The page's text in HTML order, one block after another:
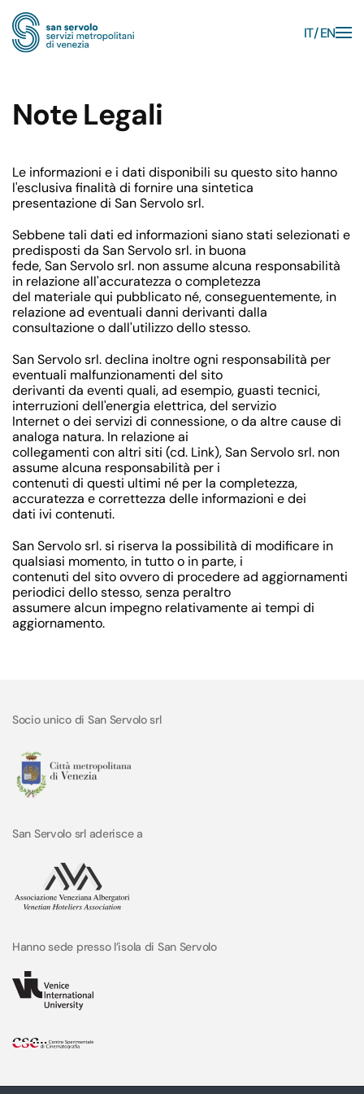
Skip to main content
IT EN
Note Legali
Le informazioni e i dati disponibili su questo sito hanno
l'esclusiva finalità di fornire una sintetica
presentazione di San Servolo srl.
Sebbene tali dati ed informazioni siano stati selezionati e
predisposti da San Servolo srl. in buona
fede, San Servolo srl. non assume alcuna responsabilità
in relazione all'accuratezza o completezza
del materiale qui pubblicato né, conseguentemente, in
relazione ad eventuali danni derivanti dalla
consultazione o dall'utilizzo dello stesso.
San Servolo srl. declina inoltre ogni responsabilità per
eventuali malfunzionamenti del sito
derivanti da eventi quali, ad esempio, guasti tecnici,
interruzioni dell'energia elettrica, del servizio
Internet o dei servizi di connessione, o da altre cause di
analoga natura. In relazione ai
collegamenti con altri siti (cd. Link), San Servolo srl. non
assume alcuna responsabilità per i
contenuti di questi ultimi né per la completezza,
accuratezza e correttezza delle informazioni e dei
dati ivi contenuti.
San Servolo srl. si riserva la possibilità di modificare in
qualsiasi momento, in tutto o in parte, i
contenuti del sito ovvero di procedere ad aggiornamenti
periodici dello stesso, senza peraltro
assumere alcun impegno relativamente ai tempi di
aggiornamento.
Socio unico di San Servolo srl
San Servolo srl aderisce a
Hanno sede presso l’isola di San Servolo